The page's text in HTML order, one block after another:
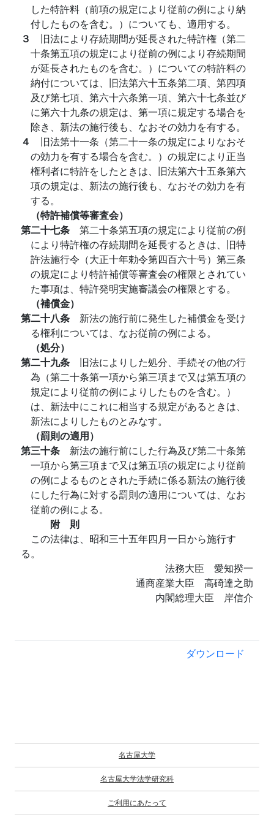
した特許料（前項の規定により従前の例により納
付したものを含む。）についても、適用する。
３ 旧法により存続期間が延長された特許権（第二
十条第五項の規定により従前の例により存続期間
が延長されたものを含む。）についての特許料の
納付については、旧法第六十五条第二項、第四項
及び第七項、第六十六条第一項、第六十七条並び
に第六十九条の規定は、第一項に規定する場合を
除き、新法の施行後も、なおその効力を有する。
４ 旧法第十一条（第二十一条の規定によりなおそ
の効力を有する場合を含む。）の規定により正当
権利者に特許をしたときは、旧法第六十五条第六
項の規定は、新法の施行後も、なおその効力を有
する。
（特許補償等審査会）
第二十七条 第二十条第五項の規定により従前の例
により特許権の存続期間を延長するときは、旧特
許法施行令（大正十年勅令第四百六十号）第三条
の規定により特許補償等審査会の権限とされてい
た事項は、特許発明実施審議会の権限とする。
（補償金）
第二十八条 新法の施行前に発生した補償金を受け
る権利については、なお従前の例による。
（処分）
第二十九条 旧法によりした処分、手続その他の行
為（第二十条第一項から第三項まで又は第五項の
規定により従前の例によりしたものを含む。）
は、新法中にこれに相当する規定があるときは、
新法によりしたものとみなす。
（罰則の適用）
第三十条 新法の施行前にした行為及び第二十条第
一項から第三項まで又は第五項の規定により従前
の例によるものとされた手続に係る新法の施行後
にした行為に対する罰則の適用については、なお
従前の例による。
附 則
この法律は、昭和三十五年四月一日から施行す
る。
法務大臣 愛知揆一
通商産業大臣 高碕達之助
内閣総理大臣 岸信介
ダウンロード
名古屋大学
名古屋大学法学研究科
ご利用にあたって